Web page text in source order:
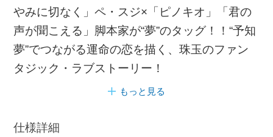
やみに切なく」ペ・スジ×「ピノキオ」「君の
声が聞こえる」脚本家が“夢”のタッグ！！“予知
夢”でつながる運命の恋を描く、珠玉のファン
タジック・ラブストーリー！
もっと見る
仕様詳細